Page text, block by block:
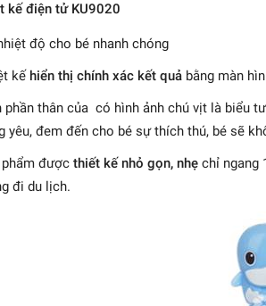
kế điện tử KU9020
độ cho bé nhanh chóng
kế hiển thị chính xác kết quả bằng màn
phần thân của có hình ảnh chú vịt là biểu
yêu, đem đến cho bé sự thích thú, bé sẽ
phẩm được thiết kế nhỏ gọn, nhẹ chỉ ngang
đi du lịch.